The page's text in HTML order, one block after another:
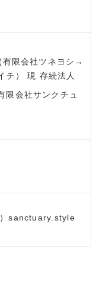
限会社ツネヨシ→
チ） 現 存続法人
限会社サンクチュ
sanctuary.style